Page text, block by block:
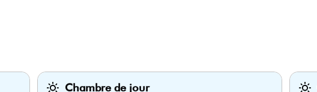
Chambre de jour